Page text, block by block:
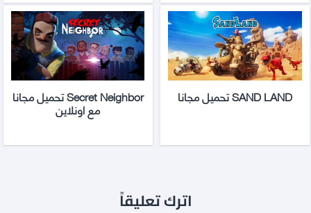
SAND LAND تحميل مجانا Secret Neighbor تحميل مجانا
مع اونلاين
اترك تعليقاً